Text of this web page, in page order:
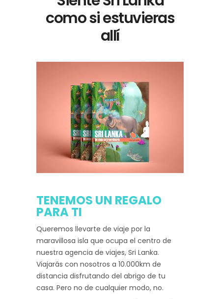
como si estuvieras
allí
TENEMOS UN REGALO
PARA TI
Queremos llevarte de viaje por la
maravillosa isla que ocupa el centro de
nuestra agencia de viajes, Sri Lanka.
Viajarás con nosotros a 10.000km de
distancia disfrutando del abrigo de tu
casa. Pero no de cualquier modo, no.